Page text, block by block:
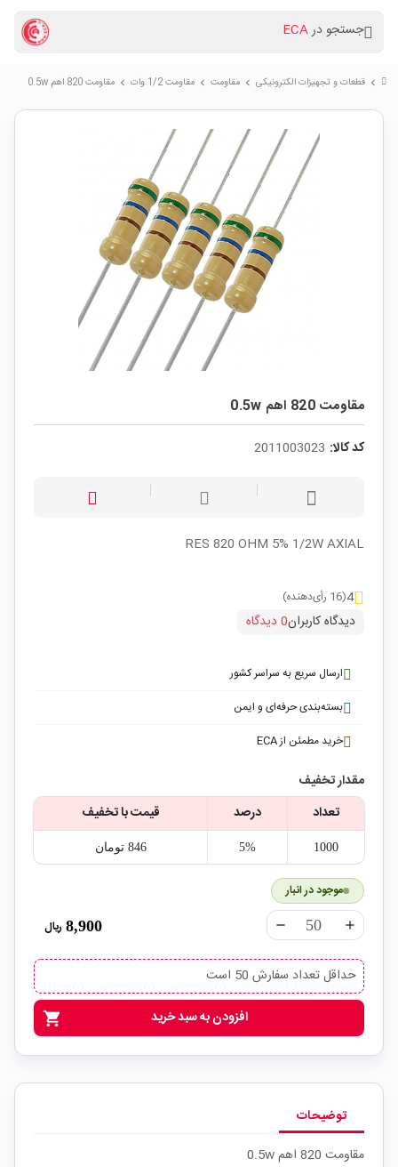
جستجو درECA
chevron_right قطعات و تجهیزات الکترونیکی chevron_right مقاومت chevron_right مقاومت 1/2 وات chevron_right مقاومت 820 اهم 0.5w
مقاومت 820 اهم 0.5w
کد کالا: 2011003023
RES 820 OHM 5% 1/2W AXIAL
4(16 رأی‌دهنده)
دیدگاه کاربران0 دیدگاه
ارسال سریع به سراسر کشور
بسته‌بندی حرفه‌ای و ایمن
خرید مطمئن از ECA
مقدار تخفیف
تعداد
درصد قیمت با تخفیف
1000
5% 846‎ تومان
موجود در انبار
remove add
8,900 ریال
حداقل تعداد سفارش 50 است
shopping_cart افزودن به سبد خرید
توضیحات
مقاومت 820 اهم 0.5w